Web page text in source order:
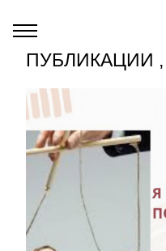
ПУБЛИКАЦИИ